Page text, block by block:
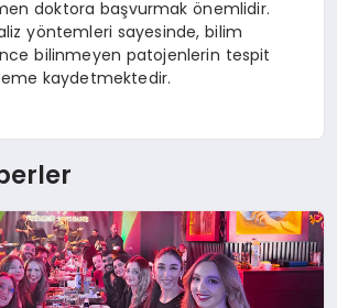
doktora başvurmak önemlidir.
yöntemleri sayesinde, bilim
bilinmeyen patojenlerin tespit
kaydetmektedir.